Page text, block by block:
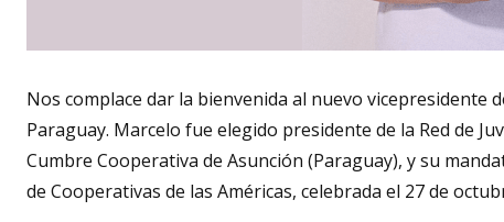
Nos complace dar la bienvenida al nuevo vicepresidente
Paraguay. Marcelo fue elegido presidente de la Red de
Cumbre Cooperativa de Asunción (Paraguay), y su
de Cooperativas de las Américas, celebrada el 27 de